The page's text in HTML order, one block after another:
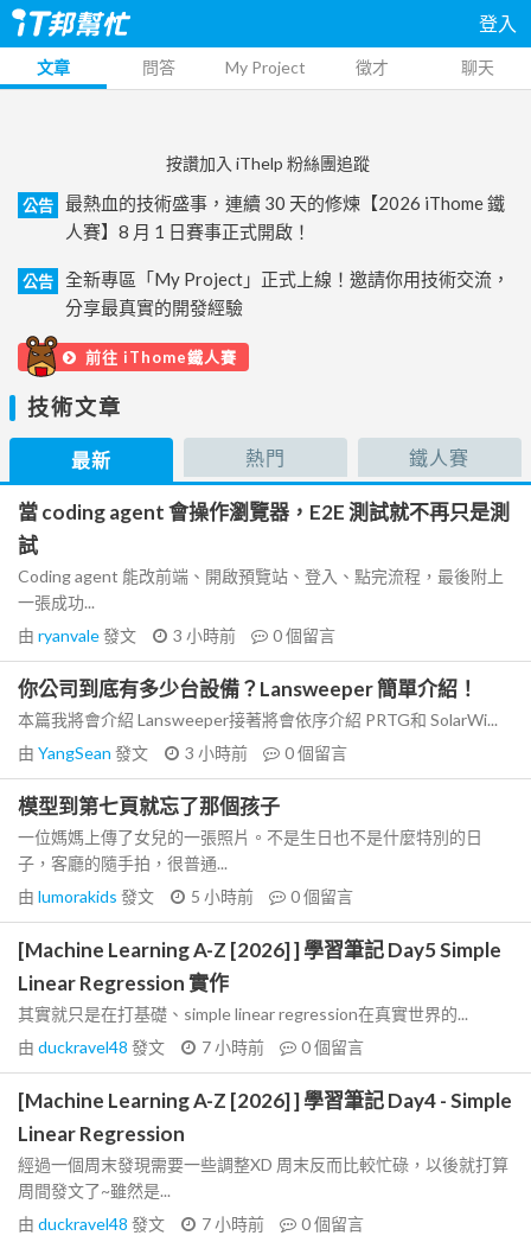
登入
文章 問答 My Project 徵才 聊天
按讚加入 iThelp 粉絲團追蹤
公告
最熱血的技術盛事，連續 30 天的修煉【2026 iThome 鐵
人賽】8 月 1 日賽事正式開啟！
公告
全新專區「My Project」正式上線！邀請你用技術交流，
分享最真實的開發經驗
前往 iThome鐵人賽
技術文章
最新 熱門 鐵人賽
當 coding agent 會操作瀏覽器，E2E 測試就不再只是測
試
Coding agent 能改前端、開啟預覽站、登入、點完流程，最後附上
一張成功...
由 ryanvale發文 3 小時前 0個留言
你公司到底有多少台設備？Lansweeper 簡單介紹！
本篇我將會介紹 Lansweeper接著將會依序介紹 PRTG和 SolarWi...
由 YangSean 發文 3 小時前 0個留言
模型到第七頁就忘了那個孩子
一位媽媽上傳了女兒的一張照片。不是生日也不是什麼特別的日
子，客廳的隨手拍，很普通...
由 lumorakids 發文 5 小時前 0個留言
[Machine Learning A-Z [2026] ] 學習筆記 Day5 Simple
Linear Regression 實作
其實就只是在打基礎、simple linear regression在真實世界的...
由 duckravel48 發文 7 小時前 0個留言
[Machine Learning A-Z [2026] ] 學習筆記 Day4 - Simple
Linear Regression
經過一個周末發現需要一些調整XD 周末反而比較忙碌，以後就打算
周間發文了~雖然是...
由 duckravel48 發文 7 小時前 0個留言